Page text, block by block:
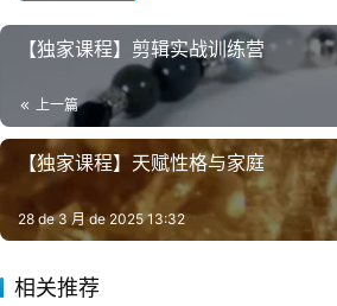
【独家‬课程】剪辑实‬战训练营
上一篇
【独家‬课程】天赋‬性格与家庭
28 de 3 月 de 2025 13:32
相关推荐